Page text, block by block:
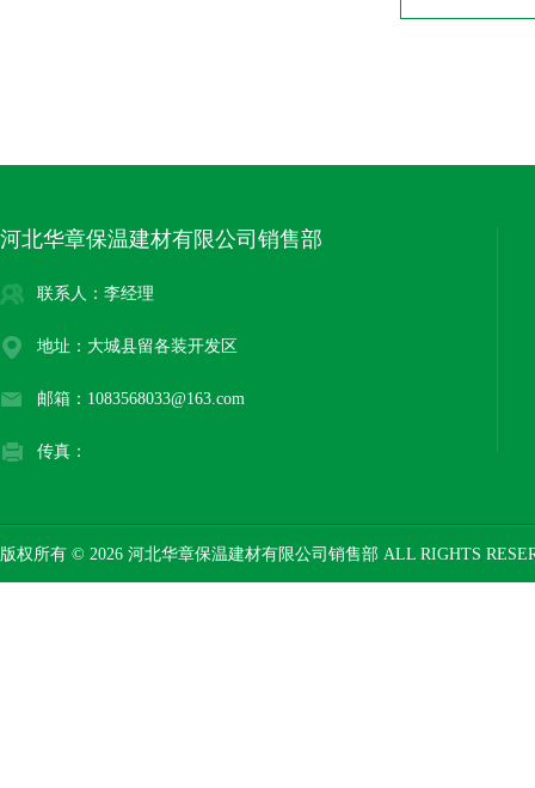
河北华章保温建材有限公司销售部
联系人：李经理
地址：大城县留各装开发区
邮箱：1083568033@163.com
传真：
版权所有 © 2026 河北华章保温建材有限公司销售部 ALL RIGHTS